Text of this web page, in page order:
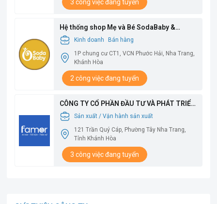
3 công việc đang tuyển
Hệ thống shop Mẹ và Bé SodaBaby &
SodaFoods
Kinh doanh
Bán hàng
1P chung cư CT1, VCN Phước Hải, Nha Trang,
Khánh Hòa
2 công việc đang tuyển
CÔNG TY CỔ PHẦN ĐẦU TƯ VÀ PHÁT TRIỂN
QUỐC TẾ VMS
Sản xuất / Vận hành sản xuất
121 Trần Quý Cáp, Phường Tây Nha Trang,
Tỉnh Khánh Hòa
3 công việc đang tuyển